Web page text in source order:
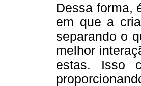
Dessa forma,
em que a
separando o
melhor
estas. Isso